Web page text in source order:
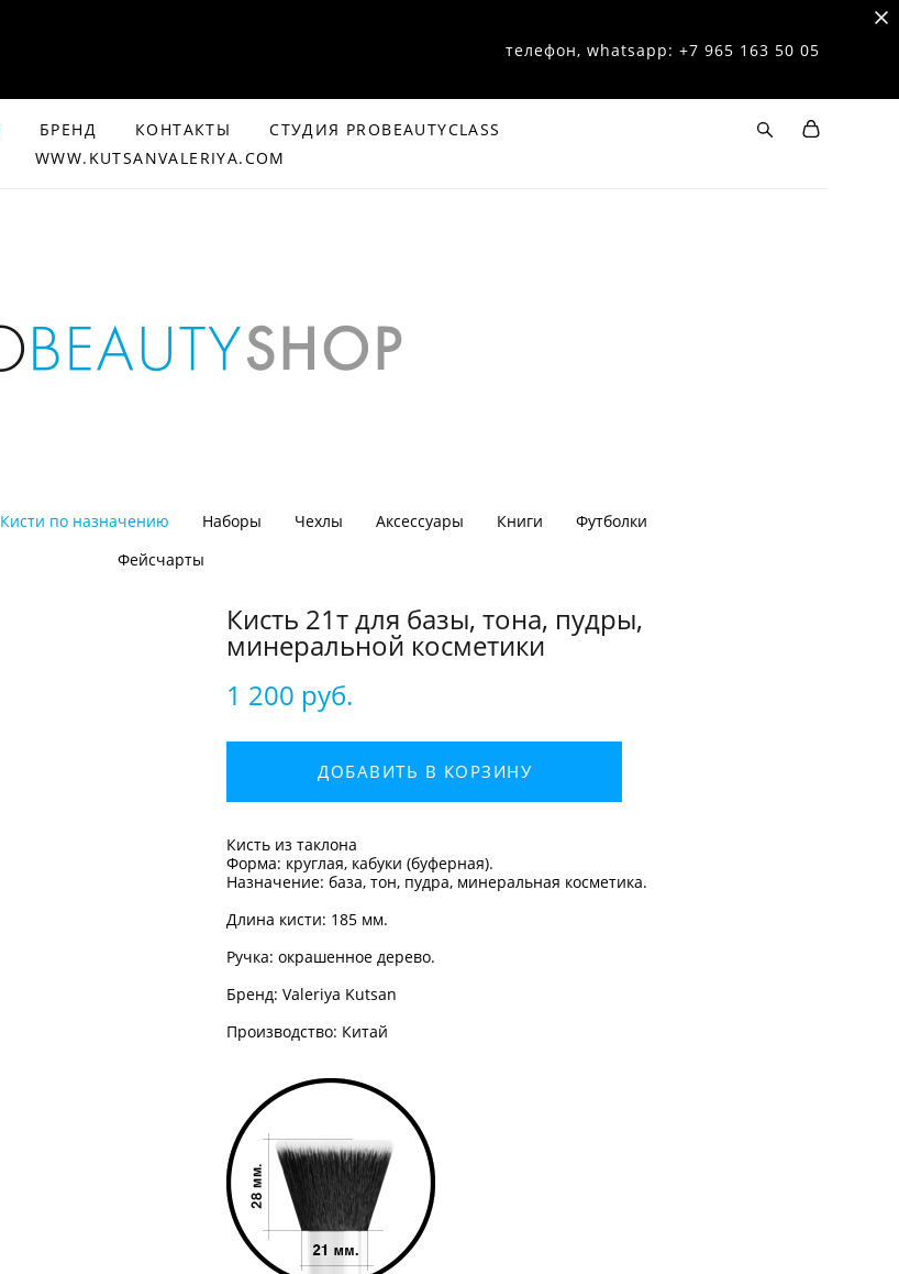
телефон, whatsapp: +7 965 163 50 05
БРЕНД КОНТАКТЫ
СТУДИЯ PROBEAUTYCLASS
WWW.KUTSANVALERIYA.COM
Кисти по назначению Наборы Чехлы Аксессуары Книги
Футболки
Фейсчарты
Кисть 21т для базы, тона, пудры,
минеральной косметики
1 200 pуб.
ДОБАВИТЬ В КОРЗИНУ
Кисть​ из таклона
Форма: круглая, кабуки (буферная).
Назначение: база, тон, пудра, минеральная косметика.
Длина кисти: 185 мм.
Ручка: окрашенное дерево.
Бренд: Valeriya Kutsan
Производство: Китай